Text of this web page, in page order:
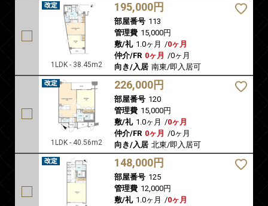
1LDK - 38.45m2
195,000円
部屋番号 113
管理費 15,000円
敷/礼 1.0ヶ月 /0ヶ月
仲介/FR 0ヶ月 /0ヶ月
向き/入居 南東/即入居可
1LDK - 40.56m2
226,000円
部屋番号 120
管理費 15,000円
敷/礼 1.0ヶ月 /0ヶ月
仲介/FR 0ヶ月 /0ヶ月
向き/入居 北東/即入居可
148,000円
部屋番号 125
管理費 12,000円
敷/礼 1.0ヶ月 /0ヶ月